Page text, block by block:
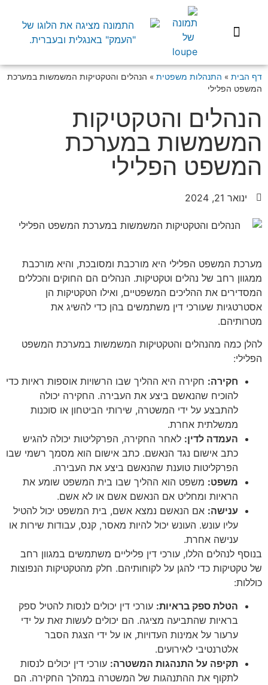
דף הבית » התנהלות משפטית » הנהלים והטקטיקות המשמשות במערכת
המשפט הפלילי
הנהלים והטקטיקות
המשמשות במערכת
המשפט הפלילי
ינואר 21, 2024
מערכת המשפט הפלילי היא מורכבת ומסובכת, והיא מורכבת
ממגוון רחב של נהלים וטקטיקות. הנהלים הם החוקים והכללים
המסדירים את ההליכים המשפטיים, ואילו הטקטיקות הן
אסטרטגיות שעורכי דין משתמשים בהן כדי להשיג את
מטרותיהם.
להלן כמה מהנהלים והטקטיקות המשמשות במערכת המשפט
הפלילי:
חקירה: חקירה היא ההליך שבו הרשויות אוספות ראיות כדי
להוכיח שהנאשם ביצע את העבירה. החקירה יכולה
להתבצע על ידי המשטרה, שירותי הביטחון או סוכנות
ממשלתית אחרת.
העמדה לדין: לאחר החקירה, הפרקליטות יכולה להגיש
כתב אישום נגד הנאשם. כתב אישום הוא מסמך רשמי שבו
הפרקליטות טוענת שהנאשם ביצע את העבירה.
משפט: משפט הוא ההליך שבו בית המשפט שומע את
הראיות ומחליט אם הנאשם אשם או לא אשם.
ענישה: אם הנאשם נמצא אשם, בית המשפט יכול להטיל
עליו עונש. העונש יכול להיות מאסר, קנס, עבודות שירות או
ענישה אחרת.
בנוסף לנהלים הללו, עורכי דין פליליים משתמשים במגוון רחב
של טקטיקות כדי להגן על לקוחותיהם. חלק מהטקטיקות הנפוצות
כוללות:
הטלת ספק בראיות: עורכי דין יכולים לנסות להטיל ספק
בראיות שהתביעה מציגה. הם יכולים לעשות זאת על ידי
ערעור על אמינות העדויות, או על ידי הצגת הסבר
אלטרנטיבי לאירועים.
תקיפה על התנהגות המשטרה: עורכי דין יכולים לנסות
לתקוף את ההתנהגות של המשטרה במהלך החקירה. הם